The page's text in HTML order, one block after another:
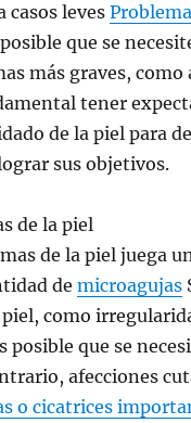
casos leves
que se
más graves, como
tener
de la piel para
sus objetivos.
de la piel
de la piel juega
de microagujas
como
posible que se
afecciones
o cicatrices